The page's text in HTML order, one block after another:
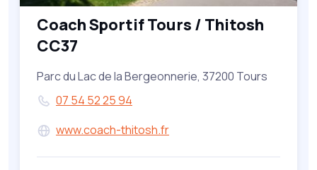
Coach Sportif Tours / Thitosh
CC37
Parc du Lac de la Bergeonnerie, 37200 Tours
07 54 52 25 94
www.coach-thitosh.fr